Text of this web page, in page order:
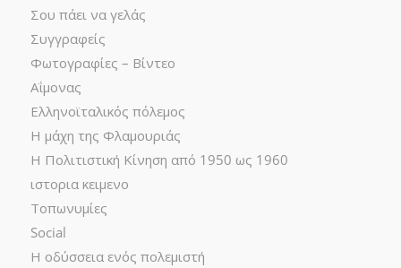
Σου πάει να γελάς
Συγγραφείς
Φωτογραφίες – Βίντεο
Αΐμονας
Ελληνοϊταλικός πόλεμος
Η μάχη της Φλαμουριάς
Η Πολιτιστική Κίνηση από 1950 ως 1960
ιστορια κειμενο
Τοπωνυμίες
Social
Η οδύσσεια ενός πολεμιστή